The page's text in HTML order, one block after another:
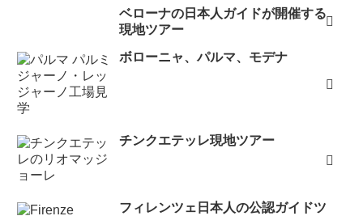
ベローナの日本人ガイドが開催する
現地ツアー
ボローニャ、パルマ、モデナ
チンクエテッレ現地ツアー
フィレンツェ日本人の公認ガイドツ